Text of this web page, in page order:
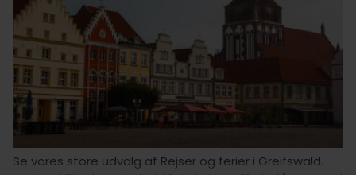
Se vores store udvalg af Rejser og ferier i Greifswald.